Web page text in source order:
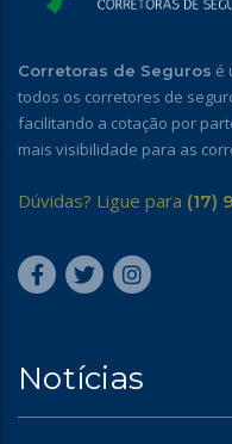
Corretoras de Seguros é
todos os corretores de
facilitando a cotação por
mais visibilidade para as
Dúvidas? Ligue para (17)
Notícias